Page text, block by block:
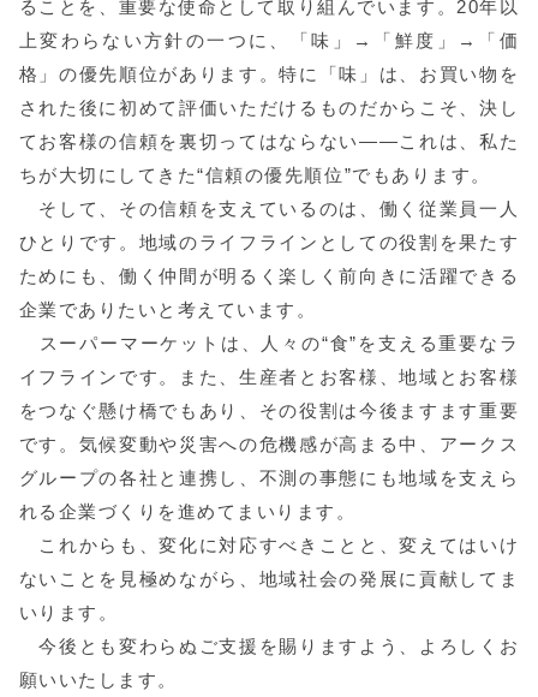
ることを、重要な使命として取り組んでいます。20年以
上変わらない方針の一つに、「味」→「鮮度」→「価
格」の優先順位があります。特に「味」は、お買い物を
された後に初めて評価いただけるものだからこそ、決し
てお客様の信頼を裏切ってはならない——これは、私た
ちが大切にしてきた“信頼の優先順位”でもあります。
そして、その信頼を支えているのは、働く従業員一人
ひとりです。地域のライフラインとしての役割を果たす
ためにも、働く仲間が明るく楽しく前向きに活躍できる
企業でありたいと考えています。
スーパーマーケットは、人々の“食”を支える重要なラ
イフラインです。また、生産者とお客様、地域とお客様
をつなぐ懸け橋でもあり、その役割は今後ますます重要
です。気候変動や災害への危機感が高まる中、アークス
グループの各社と連携し、不測の事態にも地域を支えら
れる企業づくりを進めてまいります。
これからも、変化に対応すべきことと、変えてはいけ
ないことを見極めながら、地域社会の発展に貢献してま
いります。
今後とも変わらぬご支援を賜りますよう、よろしくお
願いいたします。